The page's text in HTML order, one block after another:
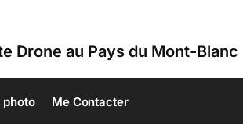
Drone au Pays du Mont-Blanc
photo Me Contacter